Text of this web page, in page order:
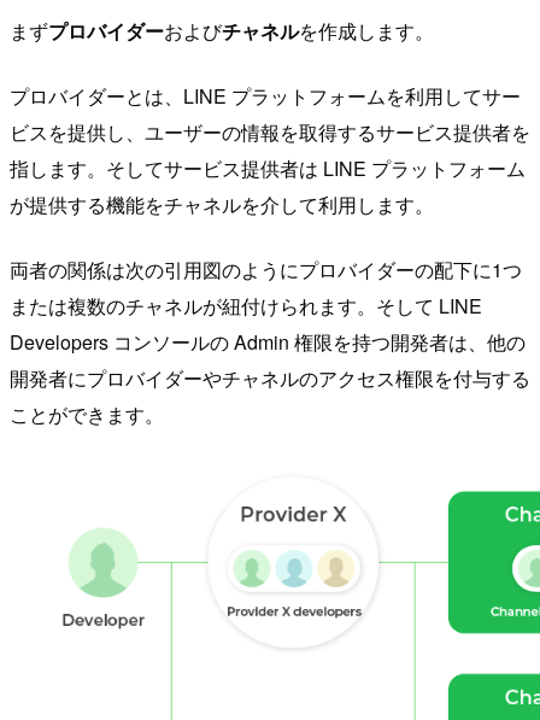
まずプロバイダーおよびチャネルを作成します。
プロバイダーとは、LINE プラットフォームを利用してサー
ビスを提供し、ユーザーの情報を取得するサービス提供者を
指します。そしてサービス提供者は LINE プラットフォーム
が提供する機能をチャネルを介して利用します。
両者の関係は次の引用図のようにプロバイダーの配下に1つ
または複数のチャネルが紐付けられます。そして LINE
Developers コンソールの Admin 権限を持つ開発者は、他の
開発者にプロバイダーやチャネルのアクセス権限を付与する
ことができます。